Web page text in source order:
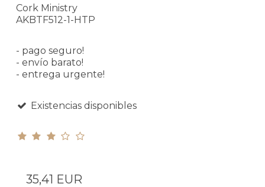
Cork Ministry
AKBTF512-1-HTP
- pago seguro!
- envío barato!
- entrega urgente!
Existencias disponibles
35,41 EUR